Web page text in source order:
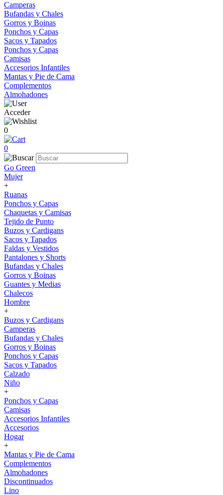
Camperas
Bufandas y Chales
Gorros y Boinas
Ponchos y Capas
Sacos y Tapados
Ponchos y Capas
Camisas
Accesorios Infantiles
Mantas y Pie de Cama
Complementos
Almohadones
Acceder
0
0
Go Green
Mujer
+
Ruanas
Ponchos y Capas
Chaquetas y Camisas
Tejido de Punto
Buzos y Cardigans
Sacos y Tapados
Faldas y Vestidos
Pantalones y Shorts
Bufandas y Chales
Gorros y Boinas
Guantes y Medias
Chalecos
Hombre
+
Buzos y Cardigans
Camperas
Bufandas y Chales
Gorros y Boinas
Ponchos y Capas
Sacos y Tapados
Calzado
Niño
+
Ponchos y Capas
Camisas
Accesorios Infantiles
Accesorios
Hogar
+
Mantas y Pie de Cama
Complementos
Almohadones
Discontinuados
Lino